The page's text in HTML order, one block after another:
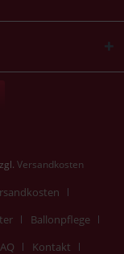
Versandkosten
Ballonpflege
Kontakt